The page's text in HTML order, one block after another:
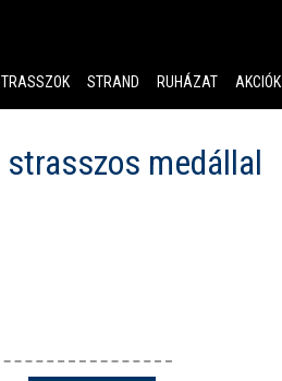
STRAND RUHÁZAT AKCIÓK
medállal